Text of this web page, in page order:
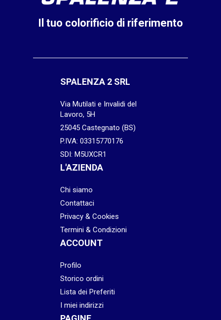
Il tuo colorificio di riferimento
SPALENZA 2 SRL
Via Mutilati e Invalidi del
Lavoro, 5H
25045 Castegnato (BS)
P.IVA: 03315770176
SDI: M5UXCR1
L'AZIENDA
Chi siamo
Contattaci
Privacy & Cookies
Termini & Condizioni
ACCOUNT
Profilo
Storico ordini
Lista dei Preferiti
I miei indirizzi